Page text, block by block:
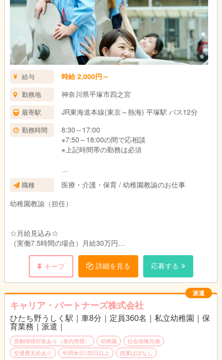
給与 時給 2,000円～
勤務地 神奈川県平塚市四之宮
最寄駅 JR東海道本線(東京～熱海) 平塚駅 バス12分
勤務時間
8:30～17:00
※7:50～18:00の間で応相談
※上記時間帯の勤務は必須
7:50～18:00まで通しで全て勤務できる方は、実
働9時間勤務の働きかたも可能です
その場合は、休憩70分となります。
職種
医療・介護・保育 / 幼稚園教諭のお仕事
幼稚園教諭（担任）
☆月給見込み☆
（実働7.5時間の場合）月給30万円
（実働9時間の場合）月給36万円
※本人時給：2,000円／時間
※月20日勤務
として計算
キープ 詳細を見る 応募する
派遣
キャリア・パートナーズ株式会社
ひたち野うしく駅｜車8分｜定員360名｜私立幼稚園｜保
育業務｜派遣｜
受動喫煙対策あり（屋内禁煙） 幼稚園
社会保険完備
交通費支給あり
年間休日120日以上 残業ほぼなし